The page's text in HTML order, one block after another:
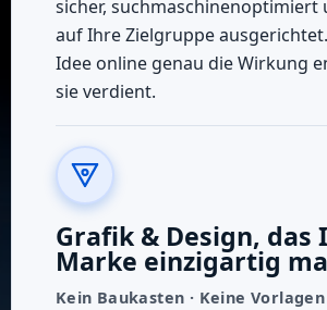
sicher, suchmaschinenoptimiert
auf Ihre Zielgruppe
Idee online genau die Wirkung
sie verdient.
Grafik & Design, das
Marke einzigartig
Kein Baukasten · Keine Vorlagen